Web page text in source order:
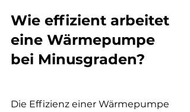
Wie effizient arbeitet
eine Wärmepumpe
bei Minusgraden?
Die Effizienz einer Wärmepumpe